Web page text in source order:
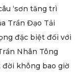
‘sơn tăng trì
Trần Đạo Tải
đặc biệt đối với
Nhân Tông
đời không bao giờ